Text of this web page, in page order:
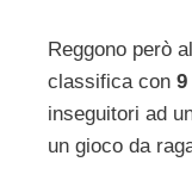
Reggono però
classifica con
inseguitori ad
un gioco da